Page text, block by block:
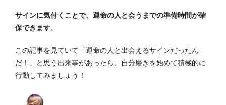
サインに気付くことで、運命の人と会うまでの準備時間が確
保できます。
この記事を見ていて「運命の人と出会えるサインだったん
だ！」と思う出来事があったら、自分磨きを始めて積極的に
行動してみましょう！